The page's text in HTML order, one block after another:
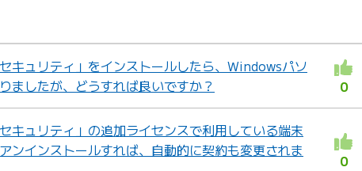
キュリティ」をインストールしたら、Windowsパソ
ましたが、どうすれば良いですか？
0
キュリティ」の追加ライセンスで利用している端末
ンインストールすれば、自動的に契約も変更されま
0